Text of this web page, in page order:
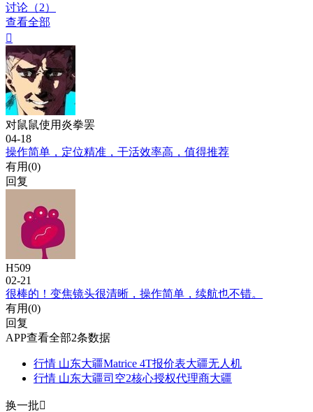
讨论（2）
查看全部

对鼠鼠使用炎拳罢
04-18
操作简单，定位精准，干活效率高，值得推荐
有用(0)
回复
H509
02-21
很棒的！变焦镜头很清晰，操作简单，续航也不错。
有用(0)
回复
APP查看全部2条数据
行情 山东大疆Matrice 4T报价表大疆无人机
行情 山东大疆司空2核心授权代理商大疆
换一批